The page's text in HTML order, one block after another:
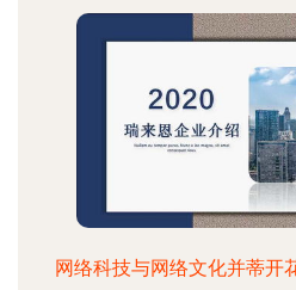
网络科技与网络文化并蒂开